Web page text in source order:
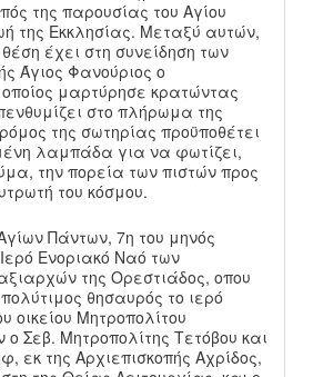
της παρουσίας του Αγίου
της Εκκλησίας. Μεταξύ αυτών,
θέση έχει στη συνείδηση των
Άγιος Φανούριος ο
μαρτύρησε κρατώντας
στο πλήρωμα της
της σωτηρίας προϋποθέτει
λαμπάδα για να φωτίζει,
την πορεία των πιστών προς
του κόσμου.
Πάντων, 7η του μηνός
Ενοριακό Ναό των
της Ορεστιάδος, οπου
θησαυρός το ιερό
οικείου Μητροπολίτου
Σεβ. Μητροπολίτης Τετόβου και
εκ της Αρχιεπισκοπής Αχρίδος,